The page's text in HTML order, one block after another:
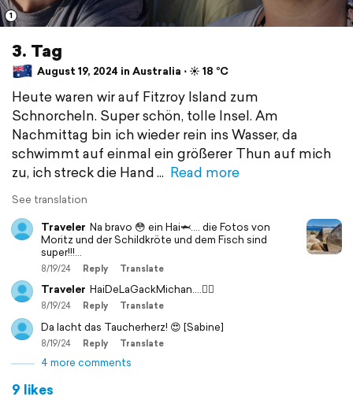
1
3. Tag
August 19, 2024 in Australia ⋅ ☀️ 18 °C
Heute waren wir auf Fitzroy Island zum
Schnorcheln. Super schön, tolle Insel. Am
Nachmittag bin ich wieder rein ins Wasser, da
schwimmt auf einmal ein größerer Thun auf mich
zu, ich streck die Hand
Read more
See translation
Traveler Na bravo 😳 ein Hai🦈.... die Fotos von
Moritz und der Schildkröte und dem Fisch sind
super!!!...
8/19/24 Reply Translate
Traveler HaiDeLaGackMichan....😵‍💫
8/19/24 Reply Translate
Da lacht das Taucherherz! 😍 [Sabine]
8/19/24 Reply Translate
4 more comments
9 likes